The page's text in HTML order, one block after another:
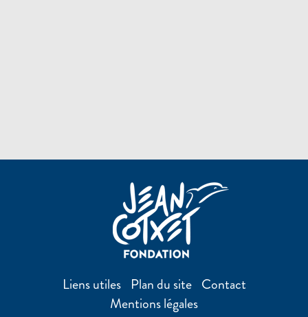
Liens utiles Plan du site Contact
Mentions légales